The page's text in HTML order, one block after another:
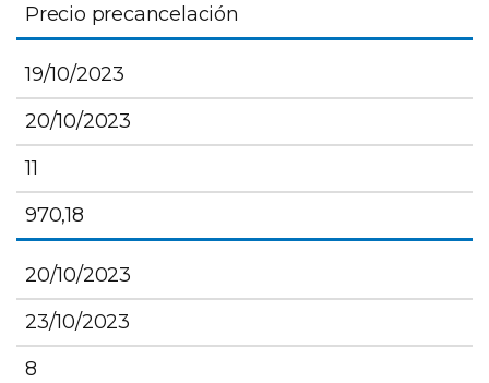
Precio precancelación
19/10/2023
20/10/2023
11
970,18
20/10/2023
23/10/2023
8